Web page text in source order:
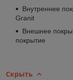
Внутреннее
Granit
Внешнее
покрытие
Скрыть